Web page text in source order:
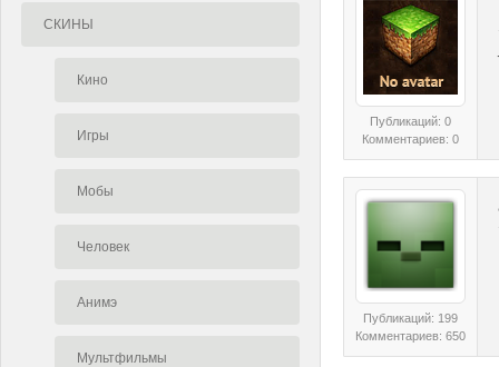
СКИНЫ
Кино
Игры
Мобы
Человек
Анимэ
Мультфильмы
Публикаций: 0
Комментариев: 0
Публикаций: 199
Комментариев: 650